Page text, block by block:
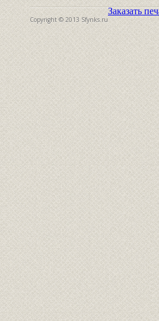
Copyright © 2013 Sfynks.ru
Заказать